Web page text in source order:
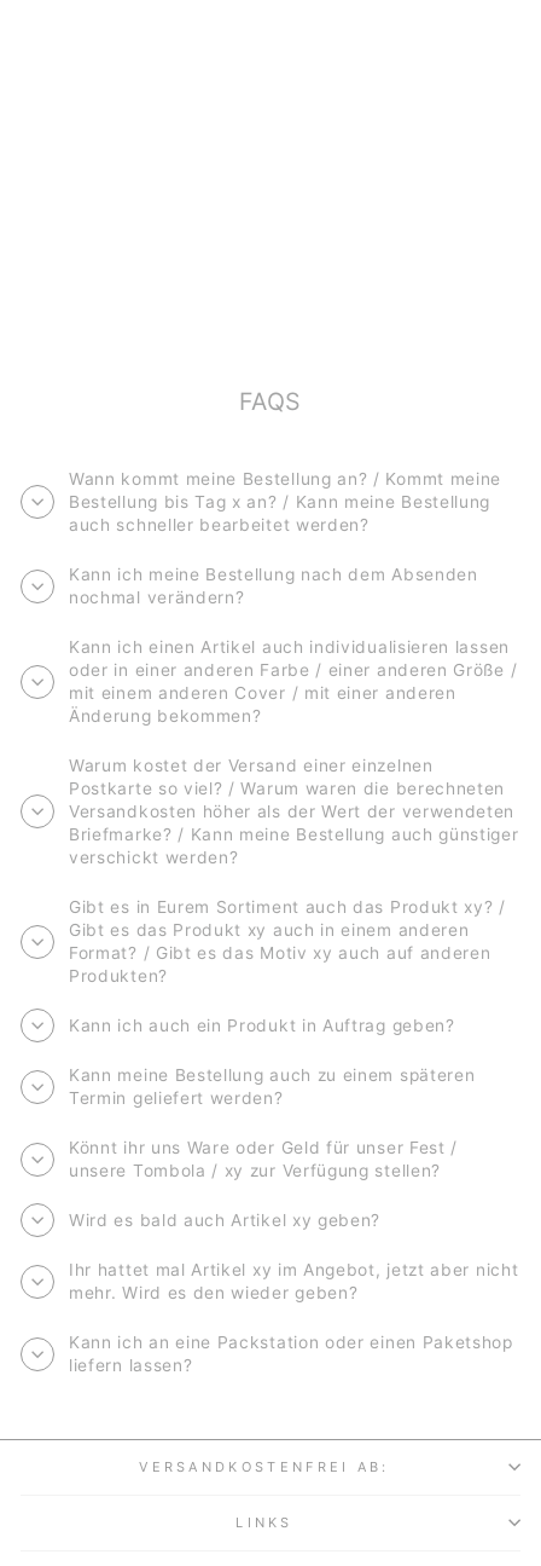
FAQS
Wann kommt meine Bestellung an? / Kommt meine
Bestellung bis Tag x an? / Kann meine Bestellung
auch schneller bearbeitet werden?
Kann ich meine Bestellung nach dem Absenden
nochmal verändern?
Kann ich einen Artikel auch individualisieren lassen
oder in einer anderen Farbe / einer anderen Größe /
mit einem anderen Cover / mit einer anderen
Änderung bekommen?
Warum kostet der Versand einer einzelnen
Postkarte so viel? / Warum waren die berechneten
Versandkosten höher als der Wert der verwendeten
Briefmarke? / Kann meine Bestellung auch günstiger
verschickt werden?
Gibt es in Eurem Sortiment auch das Produkt xy? /
Gibt es das Produkt xy auch in einem anderen
Format? / Gibt es das Motiv xy auch auf anderen
Produkten?
Kann ich auch ein Produkt in Auftrag geben?
Kann meine Bestellung auch zu einem späteren
Termin geliefert werden?
Könnt ihr uns Ware oder Geld für unser Fest /
unsere Tombola / xy zur Verfügung stellen?
Wird es bald auch Artikel xy geben?
Ihr hattet mal Artikel xy im Angebot, jetzt aber nicht
mehr. Wird es den wieder geben?
Kann ich an eine Packstation oder einen Paketshop
liefern lassen?
VERSANDKOSTENFREI AB:
LINKS